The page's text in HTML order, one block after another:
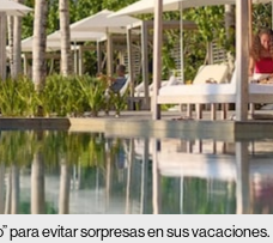
para evitar sorpresas en sus vacaciones.